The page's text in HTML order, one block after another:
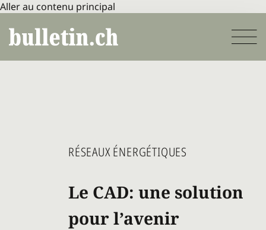
Aller au contenu principal
RÉSEAUX ÉNERGÉTIQUES
Le CAD: une solution
pour l’avenir